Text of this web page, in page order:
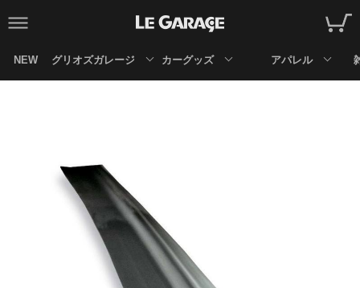
NEW グリオズガレージ カーグッズ アパレル